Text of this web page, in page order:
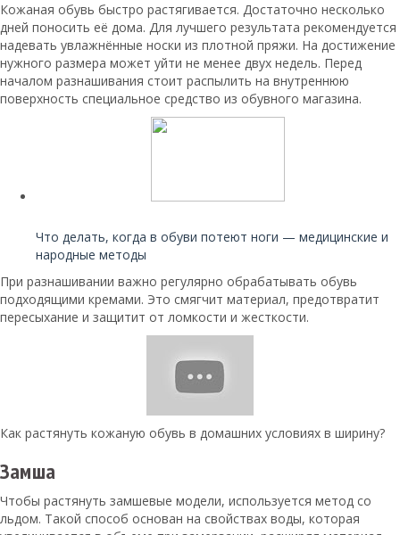
Кожаная обувь быстро растягивается. Достаточно несколько
дней поносить её дома. Для лучшего результата рекомендуется
надевать увлажнённые носки из плотной пряжи. На достижение
нужного размера может уйти не менее двух недель. Перед
началом разнашивания стоит распылить на внутреннюю
поверхность специальное средство из обувного магазина.
Что делать, когда в обуви потеют ноги — медицинские и
народные методы
При разнашивании важно регулярно обрабатывать обувь
подходящими кремами. Это смягчит материал, предотвратит
пересыхание и защитит от ломкости и жесткости.
Как растянуть кожаную обувь в домашних условиях в ширину?
Замша
Чтобы растянуть замшевые модели, используется метод со
льдом. Такой способ основан на свойствах воды, которая